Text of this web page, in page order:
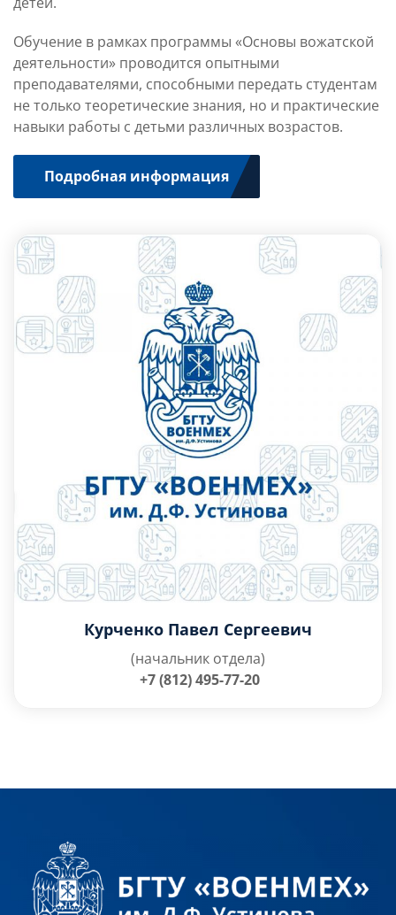
Обучение в рамках программы «Основы вожатской
деятельности» проводится опытными
преподавателями, способными передать студентам
не только теоретические знания, но и практические
навыки работы с детьми различных возрастов.
Подробная информация
Курченко Павел Сергеевич
(начальник отдела)
+7 (812) 495-77-20